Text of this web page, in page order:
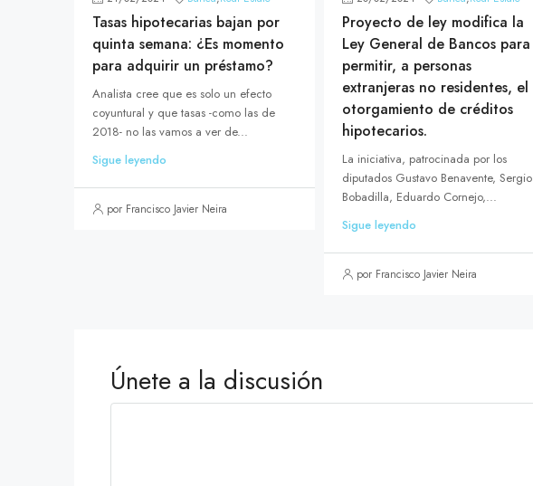
Tasas hipotecarias bajan por
quinta semana: ¿Es momento
para adquirir un préstamo?
Analista cree que es solo un efecto
coyuntural y que tasas -como las de
2018- no las vamos a ver de...
Sigue leyendo
por Francisco Javier Neira
Proyecto de ley modifica la
Ley General de Bancos para
permitir, a personas
extranjeras no residentes, el
otorgamiento de créditos
hipotecarios.
La iniciativa, patrocinada por los
diputados Gustavo Benavente, Sergio
Bobadilla, Eduardo Cornejo,...
Sigue leyendo
por Francisco Javier Neira
Únete a la discusión